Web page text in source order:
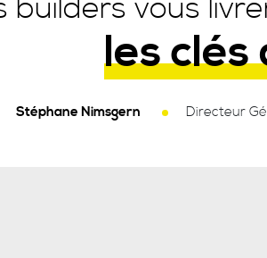
builders vous
les clés
Stéphane Nimsgern Directeur